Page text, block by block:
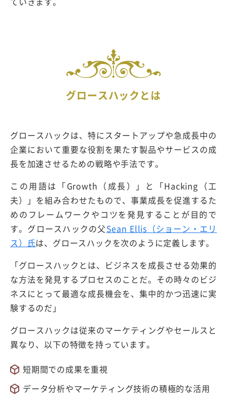
グロースハックとは
グロースハックは、特にスタートアップや急成長中の
企業において重要な役割を果たす製品やサービスの成
長を加速させるための戦略や手法です。
この用語は「Growth（成長）」と「Hacking（工
夫）」を組み合わせたもので、事業成長を促進するた
めのフレームワークやコツを発見することが目的で
す。グロースハックの父Sean Ellis（ショーン・エリ
ス）氏は、グロースハックを次のように定義します。
「グロースハックとは、ビジネスを成長させる効果的
な方法を発見するプロセスのことだ。その時々のビジ
ネスにとって最適な成長機会を、集中的かつ迅速に実
験するのだ」
グロースハックは従来のマーケティングやセールスと
異なり、以下の特徴を持っています。
短期間での成果を重視
データ分析やマーケティング技術の積極的な活用